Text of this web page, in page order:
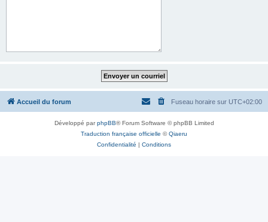
Accueil du forum Fuseau horaire sur UTC+02:00
Développé parphpBB® Forum Software © phpBB Limited
Traduction française officielle ©Qiaeru
Confidentialité | Conditions